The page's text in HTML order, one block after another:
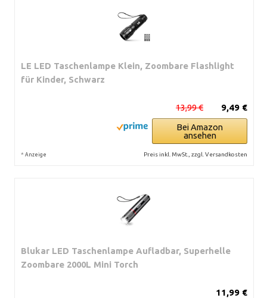
LE LED Taschenlampe Klein, Zoombare Flashlight
für Kinder, Schwarz
9,49 €
13,99 €
Bei Amazon
ansehen
* Anzeige Preis inkl. MwSt., zzgl. Versandkosten
Blukar LED Taschenlampe Aufladbar, Superhelle
Zoombare 2000L Mini Torch
11,99 €